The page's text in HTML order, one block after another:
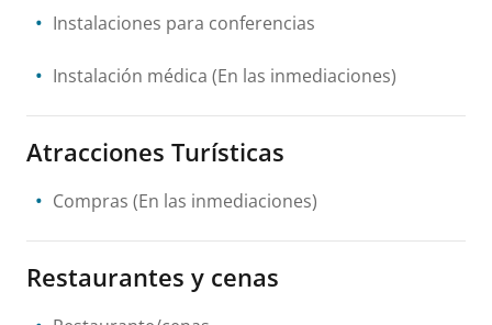
Instalaciones para conferencias
Instalación médica (En las inmediaciones)
Atracciones Turísticas
Compras (En las inmediaciones)
Restaurantes y cenas